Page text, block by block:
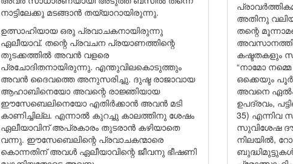
നാട്ടിലേക്കു മടങ്ങാൻ തയ്യാറായിരുന്നു.
ഉത്സാഹിയായ ഒരു പ്രവാചകനായിരുന്നു
ഏലീയാവ്. തന്റെ പ്രവചന പ്രയാണത്തിന്റെ
തുടക്കത്തിൽ അവൻ വളരെ
പ്രചോദിതനായിരുന്നു. എന്തുവിലകൊടുത്തും
അവൻ ദൈവത്തെ അനുസരിച്ചു. ദുഷ്ട രാജാവായ
ആഹാബിനെയോ അവന്റെ രാജ്ഞിയായ
ഈസേബെലിനെയോ എതിർക്കാൻ അവൻ മടി
കാണിച്ചില്ല. എന്നാൽ കുറച്ചു കാലത്തിനു ശേഷം
ഏലീയാവിന് അപ്രകാരം തുടരാൻ കഴിയാതെ
വന്നു. ഈസേബെലിന്റെ പ്രവാചകന്മാരെ
കൊന്നതിന് അവൾ ഏലീയാവിന്റെ ജീവനു ഭീഷണി
അതിനു
തന്റെ
കഷ്ടതകളും
“നാമോ
ഒക്കെയും
അവനെ
ഉപദ്രവം,
35) എന്നിവ
സുവിശേഷ
നിലയിൽ,